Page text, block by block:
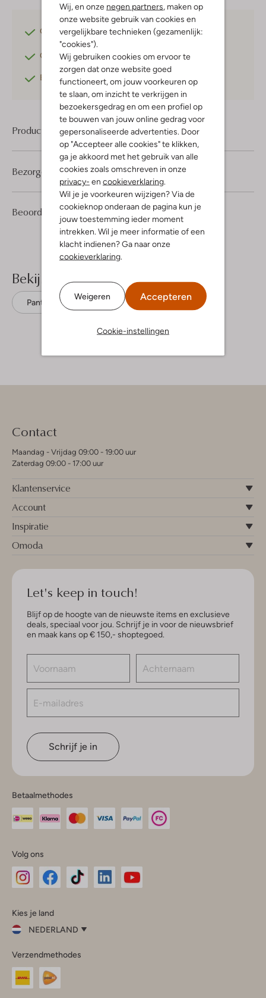
Wij, en onze negen partners, maken op
onze website gebruik van cookies en
vergelijkbare technieken (gezamenlijk:
"cookies").
Wij gebruiken cookies om ervoor te
zorgen dat onze website goed
functioneert, om jouw voorkeuren op
te slaan, om inzicht te verkrijgen in
bezoekersgedrag en om een profiel op
te bouwen van jouw online gedrag voor
gepersonaliseerde advertenties. Door
op "Accepteer alle cookies" te klikken,
ga je akkoord met het gebruik van alle
cookies zoals omschreven in onze
privacy- en cookieverklaring.
Wil je je voorkeuren wijzigen? Via de
cookieknop onderaan de pagina kun je
jouw toestemming ieder moment
intrekken. Wil je meer informatie of een
klacht indienen? Ga naar onze
cookieverklaring.
Weigeren Accepteren
Cookie-instellingen
Gratis verzendingvanaf €75,-
Gratis retournerenbinnen 30 dagen*
Betaal achteraf met Klarna
Product informatie
Beoordelingen (3) 2 /5
3
2
Sterren
Bezorgen & retourneren
Bekijk meer
Pantoffels Ilse Jacobsen Leer
Contact
Maandag - Vrijdag 09:00 - 19:00 uur
Zaterdag 09:00 - 17:00 uur
Klantenservice
Account
Inspiratie
Omoda
Let's keep in touch!
Blijf op de hoogte van de nieuwste items en exclusieve
deals, speciaal voor jou. Schrijf je in voor de nieuwsbrief
en maak kans op € 150,- shoptegoed.
Schrijf je in
Betaalmethodes
Volg ons
InstagramFacebook
Kies je land
NEDERLAND
je
land
Nederland
Verzendmethodes